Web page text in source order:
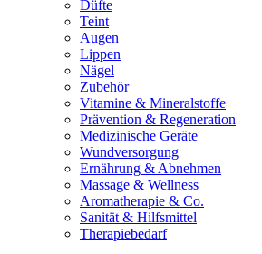
Düfte
Teint
Augen
Lippen
Nägel
Zubehör
Vitamine & Mineralstoffe
Prävention & Regeneration
Medizinische Geräte
Wundversorgung
Ernährung & Abnehmen
Massage & Wellness
Aromatherapie & Co.
Sanität & Hilfsmittel
Therapiebedarf